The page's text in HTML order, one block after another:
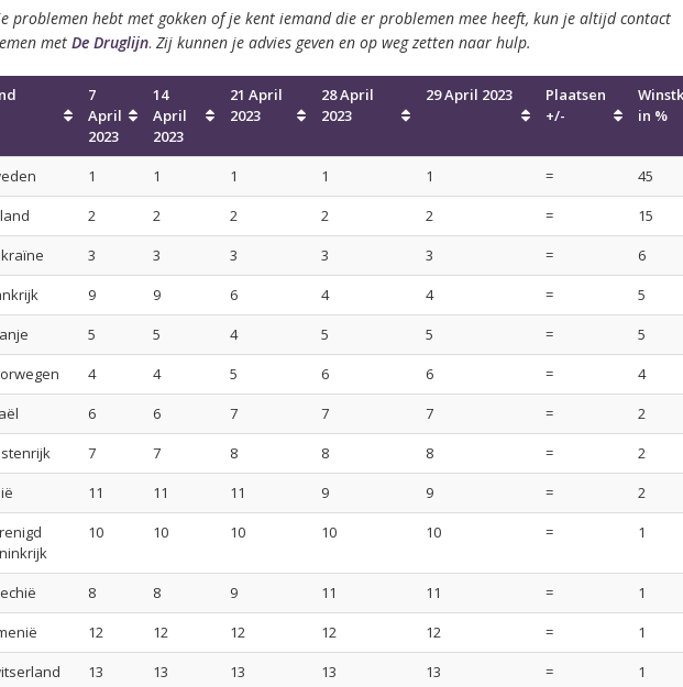
problemen hebt met gokken of je kent iemand die er problemen mee heeft, kun je altijd contact
met De Druglijn. Zij kunnen je advies geven en op weg zetten naar hulp.
7
April
2023
14
April
2023
21 April
2023
28 April
2023
29 April 2023
Plaatsen
+/-
in %
1 1 1 1 1 =
45
2 2 2 2 2 =
15
3 3 3 3 3 =
6
9 9 6 4 4 =
5
5 5 4 5 5 =
5
4 4 5 6 6 =
4
6 6 7 7 7 =
2
7 7 8 8 8 =
2
11 11 11 9 9 =
2
10 10 10 10 10 = 1
8 8 9 11 11 =
1
12 12 12 12 12 =
1
13 13 13 13 13 =
1